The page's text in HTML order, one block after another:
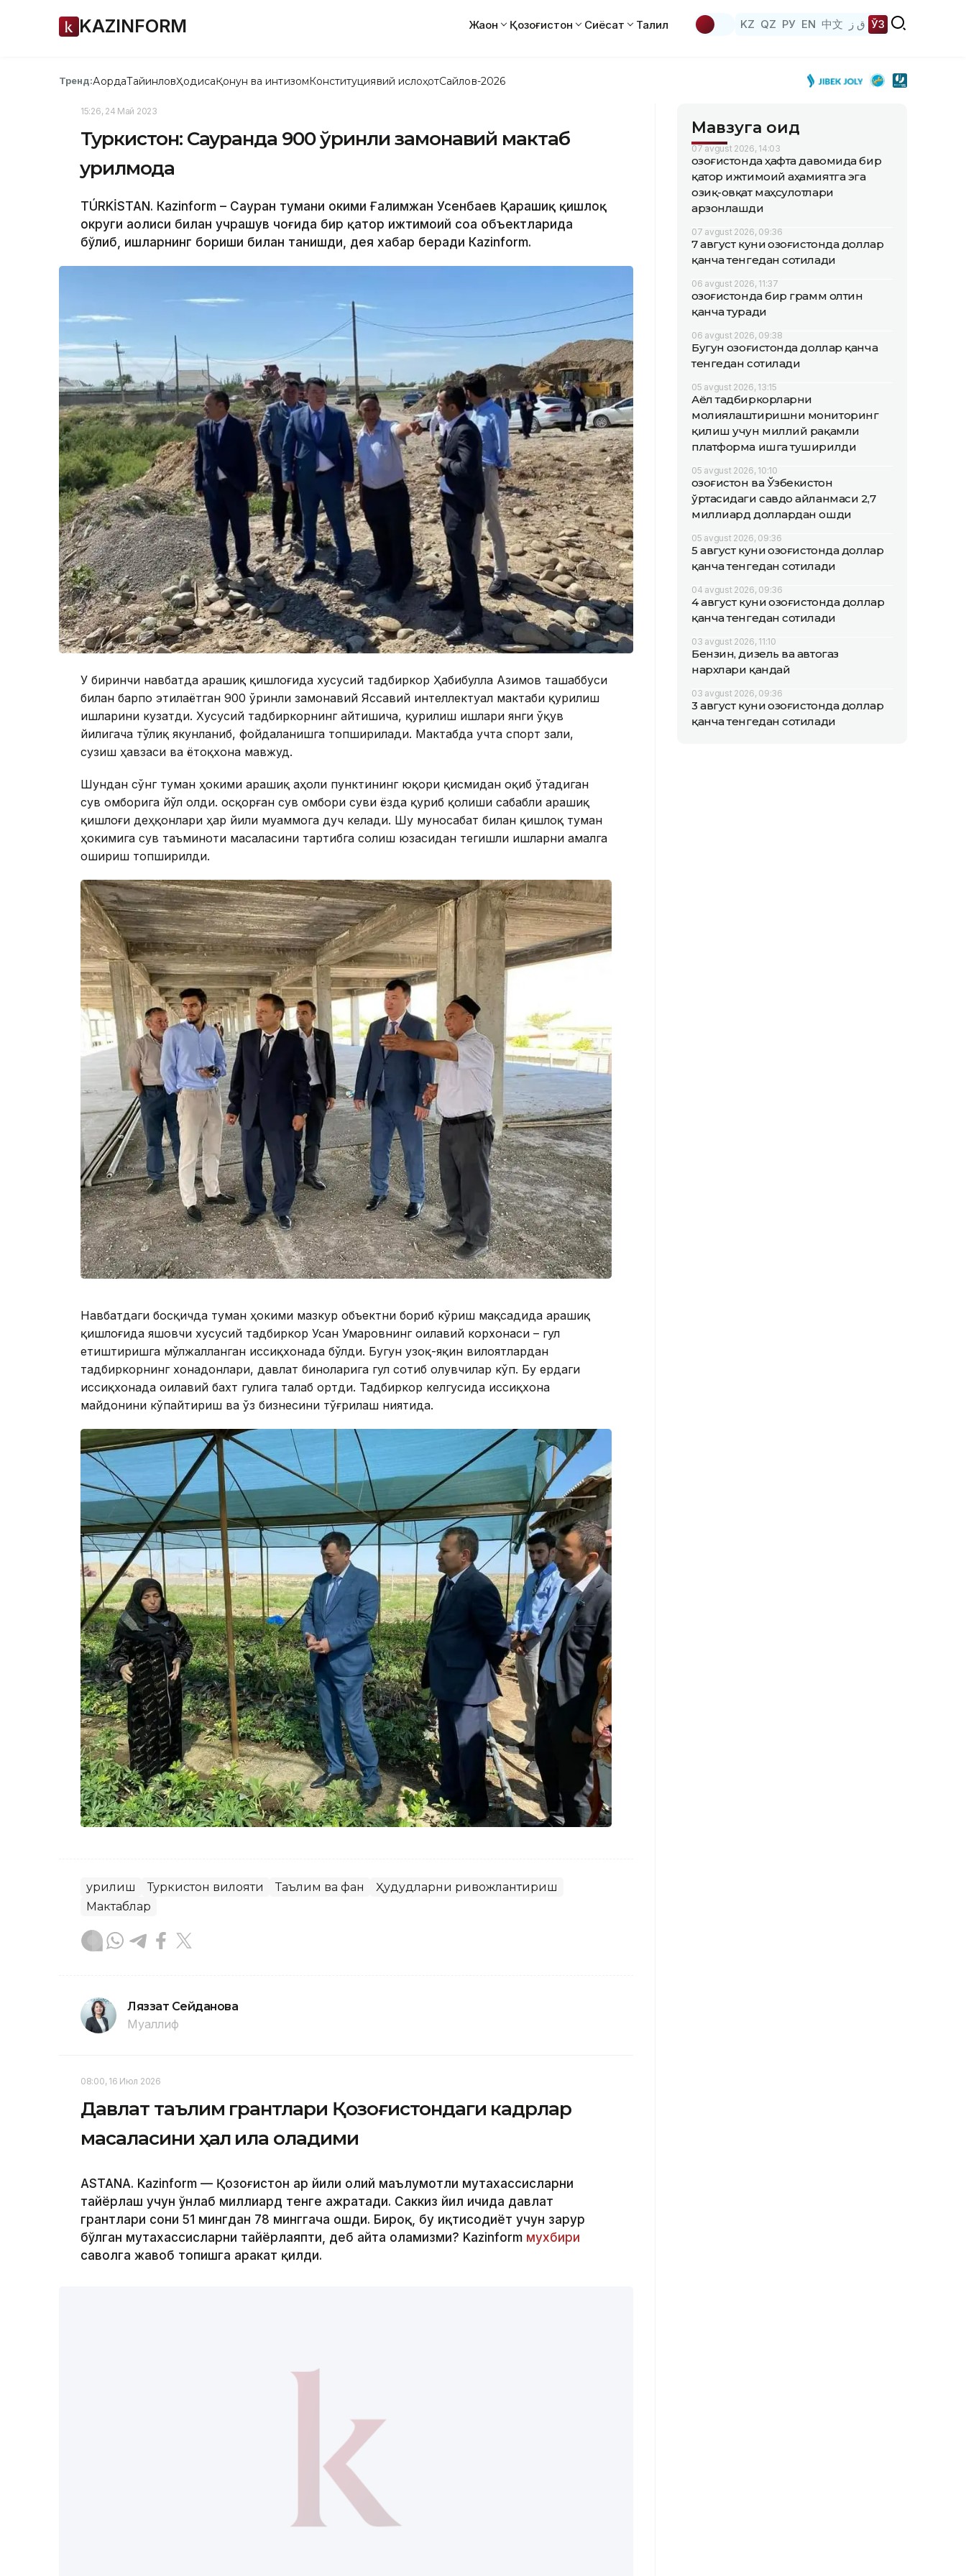
KAZINFORM Жаҳон Қозоғистон Сиёсат Таҳлил KZ QZ РУ EN 中文 ق ز ЎЗ
Тренд:АқордаТайинловҲодисаҚонун ва интизомКонституциявий ислоҳотСайлов-2026
15:26, 24 Май 2023
Туркистон: Сауранда 900 ўринли замонавий мактаб
қурилмоқда
TÚRKİSTAN. Кazinform – Сауран тумани ҳокими Ғалимжан Усенбаев Қарашиқ қишлоқ
округи аҳолиси билан учрашув чоғида бир қатор ижтимоий соҳа объектларида
бўлиб, ишларнинг бориши билан танишди, дея хабар беради Кazinform.
У биринчи навбатда Қарашиқ қишлоғида хусусий тадбиркор Ҳабибулла Азимов ташаббуси
билан барпо этилаётган 900 ўринли замонавий Яссавий интеллектуал мактаби қурилиш
ишларини кузатди. Хусусий тадбиркорнинг айтишича, қурилиш ишлари янги ўқув
йилигача тўлиқ якунланиб, фойдаланишга топширилади. Мактабда учта спорт зали,
сузиш ҳавзаси ва ётоқхона мавжуд.
Шундан сўнг туман ҳокими Қарашиқ аҳоли пунктининг юқори қисмидан оқиб ўтадиган
сув омборига йўл олди. Қосқорған сув омбори суви ёзда қуриб қолиши сабабли Қарашиқ
қишлоғи деҳқонлари ҳар йили муаммога дуч келади. Шу муносабат билан қишлоқ туман
ҳокимига сув таъминоти масаласини тартибга солиш юзасидан тегишли ишларни амалга
ошириш топширилди.
Навбатдаги босқичда туман ҳокими мазкур объектни бориб кўриш мақсадида Қарашиқ
қишлоғида яшовчи хусусий тадбиркор Усан Умаровнинг оилавий корхонаси – гул
етиштиришга мўлжалланган иссиқхонада бўлди. Бугун узоқ-яқин вилоятлардан
тадбиркорнинг хонадонлари, давлат биноларига гул сотиб олувчилар кўп. Бу ердаги
иссиқхонада оилавий бахт гулига талаб ортди. Тадбиркор келгусида иссиқхона
майдонини кўпайтириш ва ўз бизнесини тўғрилаш ниятида.
Қурилиш Туркистон вилояти Таълим ва фан
Ҳудудларни ривожлантириш
Мактаблар
Ляззат Сейданова
Муаллиф
08:00, 16 Июл 2026
Давлат таълим грантлари Қозоғистондаги кадрлар
масаласини ҳал қила оладими
ASTANA. Kazinform — Қозоғистон ҳар йили олий маълумотли мутахассисларни
тайёрлаш учун ўнлаб миллиард тенге ажратади. Саккиз йил ичида давлат
грантлари сони 51 мингдан 78 минггача ошди. Бироқ, бу иқтисодиёт учун зарур
бўлган мутахассисларни тайёрлаяпти, деб айта оламизми? Kazinform мухбири
саволга жавоб топишга ҳаракат қилди.
Мавзуга оид
07 avgust 2026, 14:03
Қозоғистонда ҳафта давомида бир
қатор ижтимоий аҳамиятга эга
озиқ-овқат маҳсулотлари
арзонлашди
07 avgust 2026, 09:36
7 август куни Қозоғистонда доллар
қанча тенгедан сотилади
06 avgust 2026, 11:37
Қозоғистонда бир грамм олтин
қанча туради
06 avgust 2026, 09:38
Бугун Қозоғистонда доллар қанча
тенгедан сотилади
05 avgust 2026, 13:15
Аёл тадбиркорларни
молиялаштиришни мониторинг
қилиш учун миллий рақамли
платформа ишга туширилди
05 avgust 2026, 10:10
Қозоғистон ва Ўзбекистон
ўртасидаги савдо айланмаси 2,7
миллиард доллардан ошди
05 avgust 2026, 09:36
5 август куни Қозоғистонда доллар
қанча тенгедан сотилади
04 avgust 2026, 09:36
4 август куни Қозоғистонда доллар
қанча тенгедан сотилади
03 avgust 2026, 11:10
Бензин, дизель ва автогаз
нархлари қандай
03 avgust 2026, 09:36
3 август куни Қозоғистонда доллар
қанча тенгедан сотилади